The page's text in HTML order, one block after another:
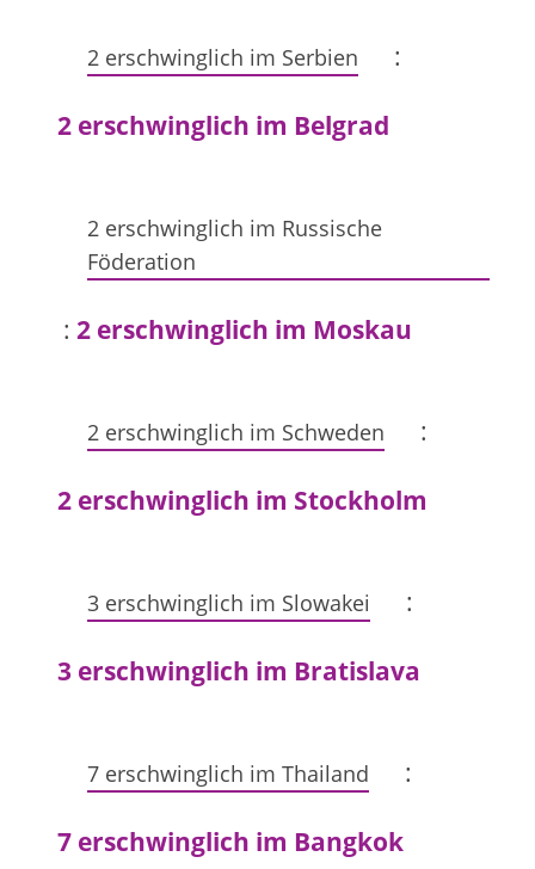
2 erschwinglich im Serbien :
2 erschwinglich im Belgrad
2 erschwinglich im Russische
Föderation
:2 erschwinglich im Moskau
2 erschwinglich im Schweden :
2 erschwinglich im Stockholm
3 erschwinglich im Slowakei :
3 erschwinglich im Bratislava
7 erschwinglich im Thailand :
7 erschwinglich im Bangkok